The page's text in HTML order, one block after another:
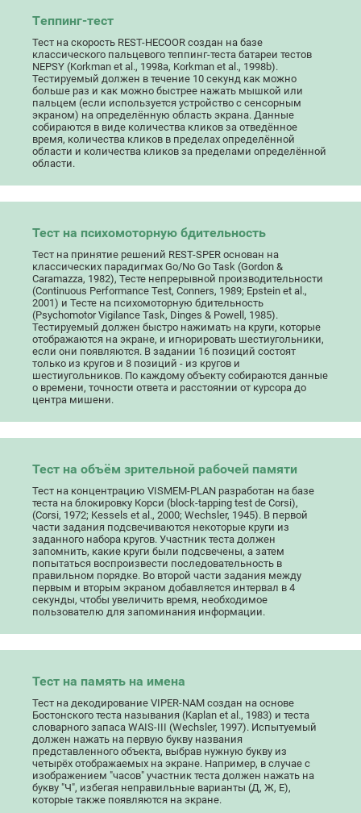
Tеппинг-тест
Тест на скорость REST-HECOOR создан на базе
классического пальцевого теппинг-теста батареи тестов
NEPSY (Korkman et al., 1998a, Korkman et al., 1998b).
Тестируемый должен в течение 10 секунд как можно
больше раз и как можно быстрее нажать мышкой или
пальцем (если используется устройство с сенсорным
экраном) на определённую область экрана. Данные
собираются в виде количества кликов за отведённое
время, количества кликов в пределах определённой
области и количества кликов за пределами определённой
области.
Тест на психомоторную бдительность
Тест на принятие решений REST-SPER основан на
классических парадигмах Go/No Go Task (Gordon &
Caramazza, 1982), Тесте непрерывной производительности
(Continuous Performance Test, Conners, 1989; Epstein et al.,
2001) и Тесте на психомоторную бдительность
(Psychomotor Vigilance Task, Dinges & Powell, 1985).
Тестируемый должен быстро нажимать на круги, которые
отображаются на экране, и игнорировать шестиугольники,
если они появляются. В задании 16 позиций состоят
только из кругов и 8 позиций - из кругов и
шестиугольников. По каждому объекту собираются данные
о времени, точности ответа и расстоянии от курсора до
центра мишени.
Тест на объём зрительной рабочей памяти
Тест на концентрацию VISMEM-PLAN разработан на базе
теста на блокировку Корси (block-tapping test de Corsi),
(Corsi, 1972; Kessels et al., 2000; Wechsler, 1945). В первой
части задания подсвечиваются некоторые круги из
заданного набора кругов. Участник теста должен
запомнить, какие круги были подсвечены, а затем
попытаться воспроизвести последовательность в
правильном порядке. Во второй части задания между
первым и вторым экраном добавляется интервал в 4
секунды, чтобы увеличить время, необходимое
пользователю для запоминания информации.
Тест на память на имена
Тест на декодирование VIPER-NAM создан на основе
Бостонского теста называния (Kaplan et al., 1983) и теста
словарного запаса WAIS-III (Wechsler, 1997). Испытуемый
должен нажать на первую букву названия
представленного объекта, выбрав нужную букву из
четырёх отображаемых на экране. Например, в случае с
изображением "часов" участник теста должен нажать на
букву "Ч", избегая неправильные варианты (Д, Ж, Е),
которые также появляются на экране.